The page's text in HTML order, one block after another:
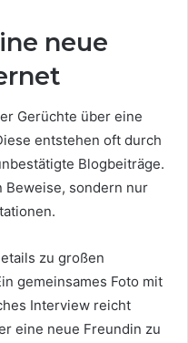
neue
Gerüchte über eine
entstehen oft durch
Blogbeiträge.
Beweise, sondern nur
zu großen
gemeinsames Foto mit
Interview reicht
eine neue Freundin zu